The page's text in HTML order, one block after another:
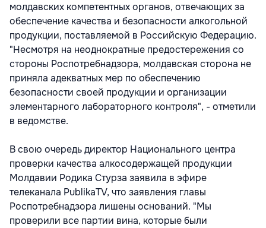
молдавских компетентных органов, отвечающих за
обеспечение качества и безопасности алкогольной
продукции, поставляемой в Российскую Федерацию.
"Несмотря на неоднократные предостережения со
стороны Роспотребнадзора, молдавская сторона не
приняла адекватных мер по обеспечению
безопасности своей продукции и организации
элементарного лабораторного контроля", - отметили
в ведомстве.
В свою очередь директор Национального центра
проверки качества алкосодержащей продукции
Молдавии Родика Стурза заявила в эфире
телеканала PublikaTV, что заявления главы
Роспотребнадзора лишены оснований. "Мы
проверили все партии вина, которые были